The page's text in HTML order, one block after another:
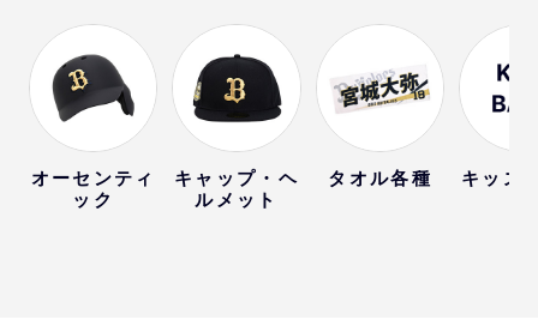
オーセンティ
ック
キャップ・ヘ
ルメット
タオル各種
キッズ